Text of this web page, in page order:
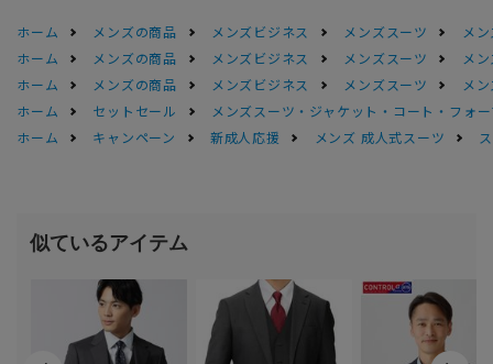
ホーム メンズの商品 メンズビジネス メンズスーツ
メ
ホーム
メンズの商品 メンズビジネス メンズスーツ
メ
ホーム
メンズの商品 メンズビジネス メンズスーツ
メ
ホーム
セットセール
メンズスーツ・ジャケット・コート・フォ
ホーム
キャンペーン 新成人応援 メンズ 成人式スーツ